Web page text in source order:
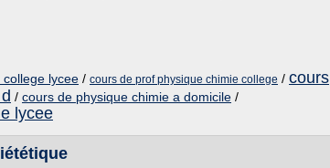
lycee / cours de prof physique chimie college / cours
/ cours de physique chimie a domicile /
lycee